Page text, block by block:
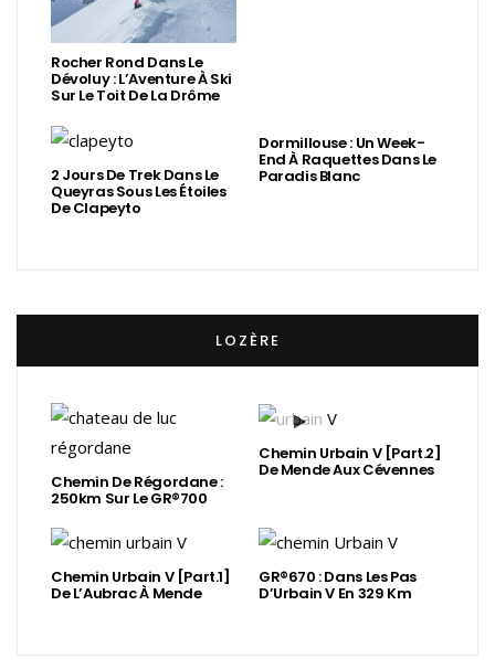
Rocher Rond Dans Le
Dévoluy : L’Aventure À Ski
Sur Le Toit De La Drôme
2 Jours De Trek Dans Le
Queyras Sous Les Étoiles
De Clapeyto
Dormillouse : Un Week-
End À Raquettes Dans Le
Paradis Blanc
LOZÈRE
Chemin De Régordane :
250km Sur Le GR®700
Chemin Urbain V [Part.2]
De Mende Aux Cévennes
Chemin Urbain V [Part.1]
De L’Aubrac À Mende
GR®670 : Dans Les Pas
D’Urbain V En 329 Km